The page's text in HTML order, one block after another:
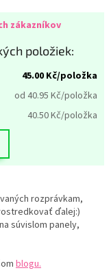
zákazníkov
položiek:
45.00 Kč/položka
od 40.95 Kč/položka
40.50Kč/položka
rozprávkam,
ďalej:)
súvislom panely,
blogu.